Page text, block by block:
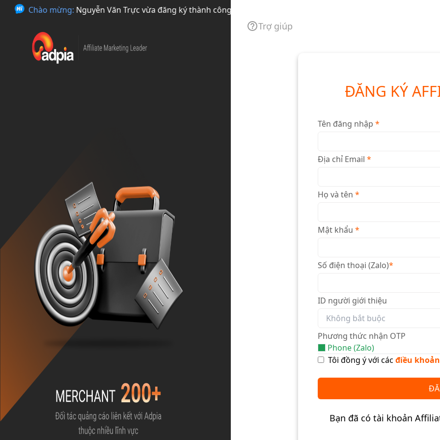
Chào mừng:Nguyễn Văn Trực vừa đăng ký thành công tài khoản Publisher
Trợ giúp
ĐĂNG KÝ
Tên đăng nhập*
Địa chỉ Email*
Họ và tên*
Mật khẩu*
Số điện thoại (Zalo)*
ID người giới thiệu
Phương thức nhận OTP
Phone (Zalo)
Tôi đồng ý với cácđiều khoản
Bạn đã có tài khoản